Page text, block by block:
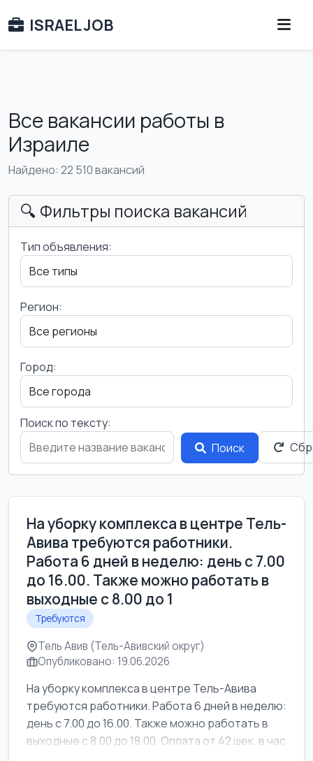
ISRAEL JOB
Все вакансии работы в
Израиле
Найдено: 22 510 вакансий
🔍 Фильтры поиска вакансий
Тип объявления:
Регион:
Город:
Поиск по тексту:
Поиск
На уборку комплекса в центре Тель-
Авива требуются работники.
Работа 6 дней в неделю: день с 7.00
до 16.00. Также можно работать в
выходные с 8.00 до 1
Требуются
Тель Авив (Тель-Авивский округ)
Опубликовано: 19.06.2026
На уборку комплекса в центре Тель-Авива
требуются работники. Работа 6 дней в неделю:
день с 7.00 до 16.00. Также можно работать в
выходные с 8.00 до 18.00. Оплата от 42 шек. в час